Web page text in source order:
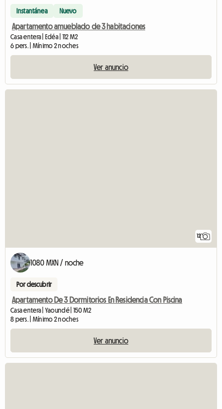
Instantánea Nuevo
Apartamento amueblado de 3 habitaciones
Casa entera | Edéa | 112 M2
6 pers. | Mínimo 2 noches
Ver anuncio
12
1080 MXN / noche
Por descubrir
Apartamento De 3 Dormitorios En Residencia Con Piscina
Casa entera | Yaoundé | 150 M2
8 pers. | Mínimo 2 noches
Ver anuncio